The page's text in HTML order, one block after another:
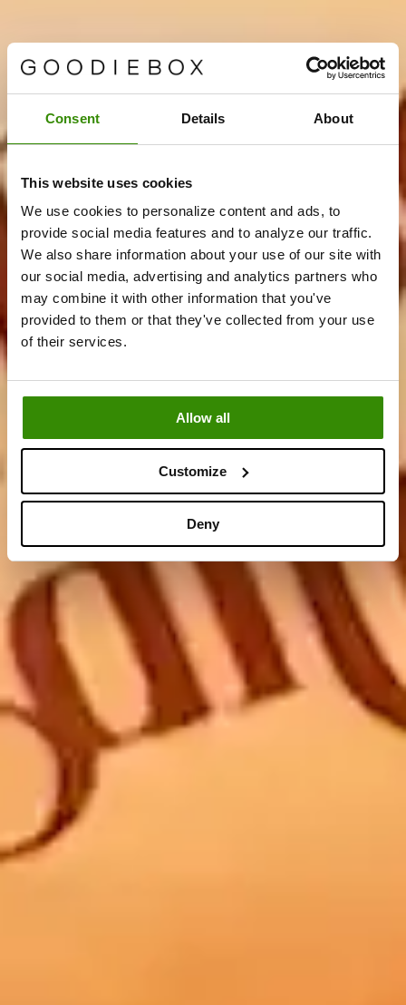
Consent Details About
This website uses cookies
We use cookies to personalize content and ads, to
provide social media features and to analyze our traffic.
We also share information about your use of our site with
our social media, advertising and analytics partners who
may combine it with other information that you've
provided to them or that they've collected from your use
of their services.
Allow all
Customize
Deny